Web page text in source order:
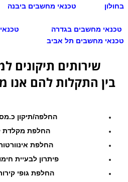
בחולון
טכנאי מחשבים ביבנה
טכנאי מחשבים בגדרה
טכנאי מחשבים תל אביב
שירותים תיקונים
בין התקלות להם אנו
החלפה/תיקון
החלפת מקלדת
החלפת
פיתרון לבעיית
החלפת גופי